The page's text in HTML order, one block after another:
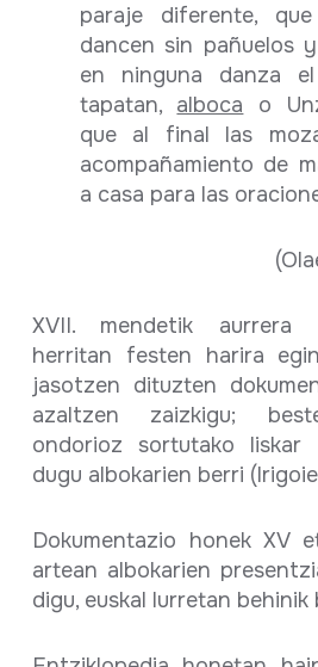
paraje diferente,
dancen sin pañuelos
en ninguna danza
tapatan, alboca o
que al final las
acompañamiento de
a casa para las
XVII. mendetik aurrera
herritan festen harira
jasotzen dituzten
azaltzen zaizkigu;
ondorioz sortutako liskar
dugu albokarien berri
Dokumentazio honek XV
artean albokarien
digu, euskal lurretan behinik